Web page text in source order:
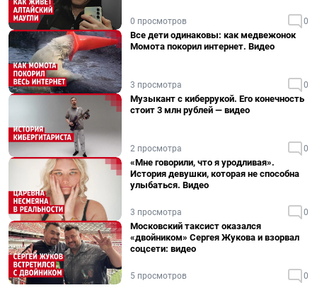
0 просмотров 0
Все дети одинаковы: как медвежонок
Момота покорил интернет. Видео
3 просмотра 0
Музыкант с киберрукой. Его конечность
стоит 3 млн рублей — видео
2 просмотра 0
«Мне говорили, что я уродливая».
История девушки, которая не способна
улыбаться. Видео
3 просмотра 0
Московский таксист оказался
«двойником» Сергея Жукова и взорвал
соцсети: видео
5 просмотров 0